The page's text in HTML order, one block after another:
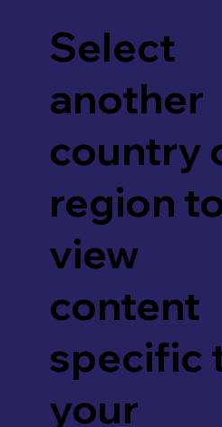
Select
another
country
region
view
content
specific
your